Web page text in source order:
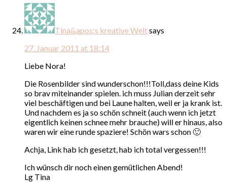
Tina&apos;s kreative Weltsays
27. Januar 2011 at 18:14
Liebe Nora!
Die Rosenbilder sind wunderschon!!!Toll,dass deine Kids
so brav miteinander spielen. ich muss Julian derzeit sehr
viel beschäftigen und bei Laune halten, weil er ja krank ist.
Und nachdem es ja so schön schneit (auch wenn ich jetzt
eigentlich keinen schnee mehr brauche) will er hinaus, also
waren wir eine runde spaziere! Schön wars schon 🙂
Achja, Link hab ich gesetzt, hab ich total vergessen!!!
Ich wünsch dir noch einen gemütlichen Abend!
Lg Tina